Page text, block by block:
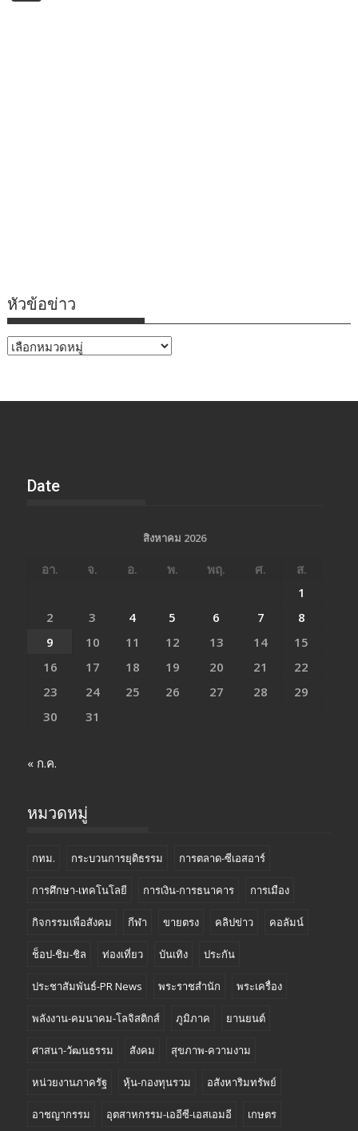
หัวข้อข่าว
หัวข้อ
Date
สิงหาคม 2026
อา. จ. อ. พ. พฤ. ศ.
ส.
1
2
3 4 5 6 7
8
9
10 11 12 13 14
15
16
17 18 19 20 21
22
23
24 25 26 27 28
29
30
31
« ก.ค.
หมวดหมู่
กทม. กระบวนการยุติธรรม การตลาด-ซีเอสอาร์
การศึกษา-เทคโนโลยี การเงิน-การธนาคาร การเมือง
กิจกรรมเพื่อสังคม กีฬา ขายตรง คลิปข่าว คอลัมน์
ช็อป-ชิม-ชิล ท่องเที่ยว บันเทิง ประกัน
ประชาสัมพันธ์-PR News พระราชสำนัก พระเครื่อง
พลังงาน-คมนาคม-โลจิสติกส์ ภูมิภาค ยานยนต์
ศาสนา-วัฒนธรรม สังคม สุขภาพ-ความงาม
หน่วยงานภาครัฐ หุ้น-กองทุนรวม อสังหาริมทรัพย์
อาชญากรรม อุตสาหกรรม-เออีซี-เอสเอมอี เกษตร